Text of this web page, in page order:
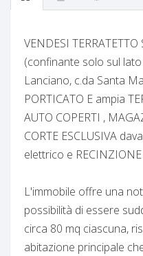
VENDESI
(confinante solo sul
Lanciano, c.da Santa
PORTICATO E ampia
AUTO COPERTI ,
CORTE ESCLUSIVA
elettrico e
L'immobile offre una
possibilità di essere
circa 80 mq ciascuna,
abitazione principale